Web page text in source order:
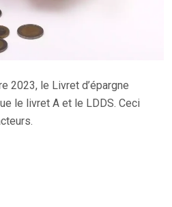
2023, le Livret d’épargne
le livret A et le LDDS. Ceci